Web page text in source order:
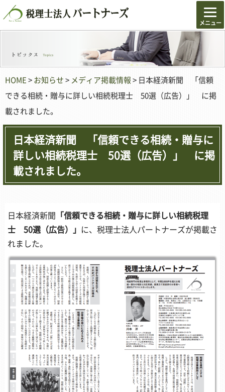
HOME>お知らせ> メディア掲載情報> 日本経済新聞 「信頼
できる相続・贈与に詳しい相続税理士 50選（広告）」 に掲
載されました。
日本経済新聞 「信頼できる相続・贈与に
詳しい相続税理士 50選（広告）」 に掲
載されました。
日本経済新聞 「信頼できる相続・贈与に詳しい相続税理
士 50選（広告）」 に、税理士法人パートナーズが掲載さ
れました。